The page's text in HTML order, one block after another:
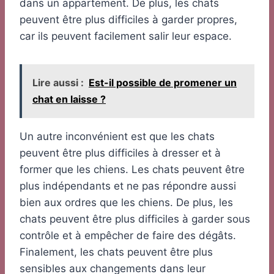
dans un appartement. De plus, les chats
peuvent être plus difficiles à garder propres,
car ils peuvent facilement salir leur espace.
Lire aussi : Est-il possible de promener un
chat en laisse ?
Un autre inconvénient est que les chats
peuvent être plus difficiles à dresser et à
former que les chiens. Les chats peuvent être
plus indépendants et ne pas répondre aussi
bien aux ordres que les chiens. De plus, les
chats peuvent être plus difficiles à garder sous
contrôle et à empêcher de faire des dégâts.
Finalement, les chats peuvent être plus
sensibles aux changements dans leur